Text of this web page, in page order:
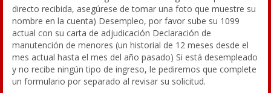
directo recibida, asegúrese de tomar una foto que muestre su
nombre en la cuenta) Desempleo, por favor sube su 1099
actual con su carta de adjudicación Declaración de
manutención de menores (un historial de 12 meses desde el
mes actual hasta el mes del año pasado) Si está desempleado
y no recibe ningún tipo de ingreso, le pediremos que complete
un formulario por separado al revisar su solicitud.